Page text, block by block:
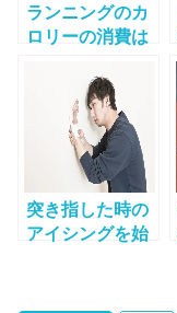
ランニングのカ
ロリーの消費は
ンニングとジョ
ギングで実は違
う驚きの効果！
突き指した時の
アイシングを始